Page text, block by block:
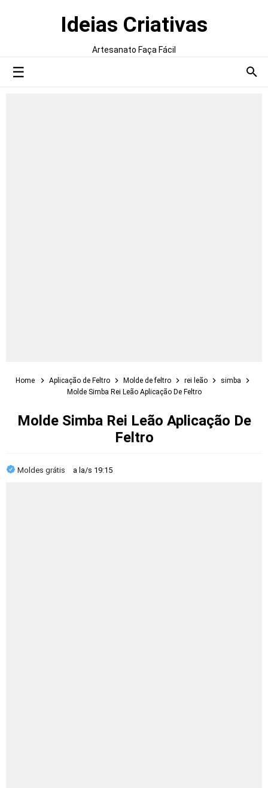
Ideias Criativas
Artesanato Faça Fácil
Home Aplicação de Feltro Molde de feltro rei leão
simba
Molde Simba Rei Leão Aplicação De Feltro
Molde Simba Rei Leão Aplicação De
Feltro
Moldes grátis a la/s 19:15